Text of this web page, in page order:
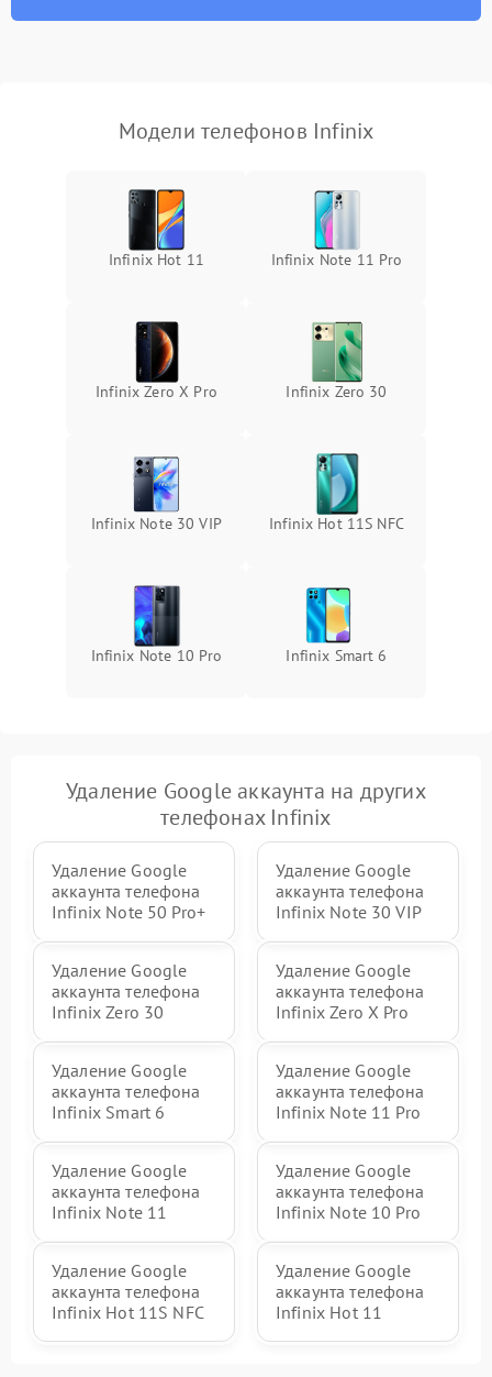
Модели телефонов Infinix
Infinix Hot 11 Infinix Note 11 Pro
Infinix Zero X Pro Infinix Zero 30
Infinix Note 30 VIP Infinix Hot 11S NFC
Infinix Note 10 Pro Infinix Smart 6
Удаление Google аккаунта на других
телефонах Infinix
Удаление Google
аккаунта телефона
Infinix Note 50 Pro+
Удаление Google
аккаунта телефона
Infinix Note 30 VIP
Удаление Google
аккаунта телефона
Infinix Zero 30
Удаление Google
аккаунта телефона
Infinix Zero X Pro
Удаление Google
аккаунта телефона
Infinix Smart 6
Удаление Google
аккаунта телефона
Infinix Note 11 Pro
Удаление Google
аккаунта телефона
Infinix Note 11
Удаление Google
аккаунта телефона
Infinix Note 10 Pro
Удаление Google
аккаунта телефона
Infinix Hot 11S NFC
Удаление Google
аккаунта телефона
Infinix Hot 11